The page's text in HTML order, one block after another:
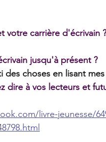
votre carrière d'écrivain ?
jusqu'à présent ?
choses en lisant
dire à vos lecteurs et
livre-jeunesse/